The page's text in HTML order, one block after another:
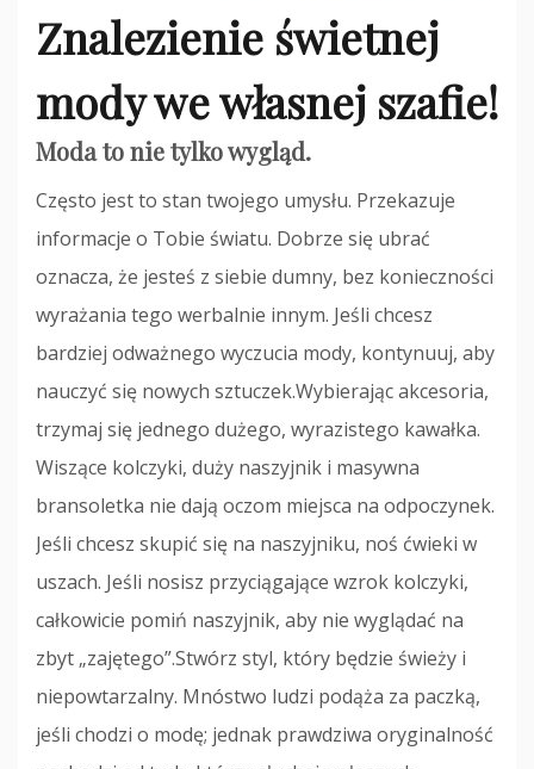
Znalezienie świetnej
mody we własnej szafie!
Moda to nie tylko wygląd.
Często jest to stan twojego umysłu. Przekazuje
informacje o Tobie światu. Dobrze się ubrać
oznacza, że ​​jesteś z siebie dumny, bez konieczności
wyrażania tego werbalnie innym. Jeśli chcesz
bardziej odważnego wyczucia mody, kontynuuj, aby
nauczyć się nowych sztuczek.Wybierając akcesoria,
trzymaj się jednego dużego, wyrazistego kawałka.
Wiszące kolczyki, duży naszyjnik i masywna
bransoletka nie dają oczom miejsca na odpoczynek.
Jeśli chcesz skupić się na naszyjniku, noś ćwieki w
uszach. Jeśli nosisz przyciągające wzrok kolczyki,
całkowicie pomiń naszyjnik, aby nie wyglądać na
zbyt „zajętego”.Stwórz styl, który będzie świeży i
niepowtarzalny. Mnóstwo ludzi podąża za paczką,
jeśli chodzi o modę; jednak prawdziwa oryginalność